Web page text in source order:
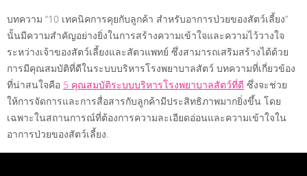
บทความ “10 เทคนิคการคุยกับลูกค้า สำหรับอาการป่วยของสัตว์เลี้ยง”
นั้นมีความสำคัญอย่างยิ่งในการสร้างความเข้าใจและความไว้วางใจ
ระหว่างเจ้าของสัตว์เลี้ยงและสัตวแพทย์ ซึ่งสามารถเสริมสร้างได้ด้วย
การมีคุณสมบัติที่ดีในระบบบริหารโรงพยาบาลสัตว์ บทความที่เกี่ยวข้อง
ที่น่าสนใจคือ 5 คุณสมบัติระบบบริหารโรงพยาบาลสัตว์ที่ดี ซึ่งจะช่วย
ให้การจัดการและการสื่อสารกับลูกค้ามีประสิทธิภาพมากยิ่งขึ้น โดย
เฉพาะในสถานการณ์ที่ต้องการความละเอียดอ่อนและความเข้าใจใน
อาการป่วยของสัตว์เลี้ยง.